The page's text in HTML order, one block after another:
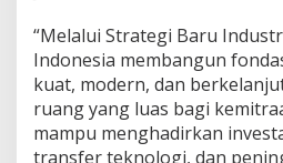
“Melalui Strategi Baru
Indonesia membangun
kuat, modern, dan
ruang yang luas bagi
mampu menghadirkan
transfer teknologi, dan